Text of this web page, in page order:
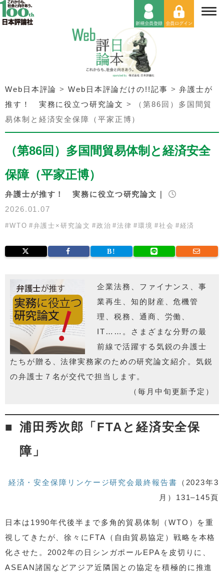
Web日本評論 >Web日本評論だけの!!記事 >弁護士が
推す！ 実務に役立つ研究論文 >
（第86回）多国間貿
易体制と経済安全保障（平家正博）
（第86回）多国間貿易体制と経済安全
保障（平家正博）
弁護士が推す！ 実務に役立つ研究論文｜
2026.01.07
#WTO #弁護士×研究論文 #政治 #法律 #環境 #社会 #経済
企業法務、ファイナンス、事
業再生、知的財産、危機管
理、税務、通商、労働、
IT……。さまざまな分野の最
前線で活躍する気鋭の弁護士
たちが贈る、法律実務家のための研究論文紹介。気鋭
の弁護士７名が交代で担当します。
（毎月中旬更新予定）
浦田秀次郎「FTAと経済安全保
障」
経済・安全保障リンケージ研究会最終報告書 （2023年3
月）131–145頁
日本は1990年代後半まで多角的貿易体制（WTO）を重
視してきたが、徐々にFTA（自由貿易協定）戦略を本格
化させた。2002年の日シンガポールEPAを皮切りに、
ASEAN諸国などアジア近隣国との協定を積極的に推進